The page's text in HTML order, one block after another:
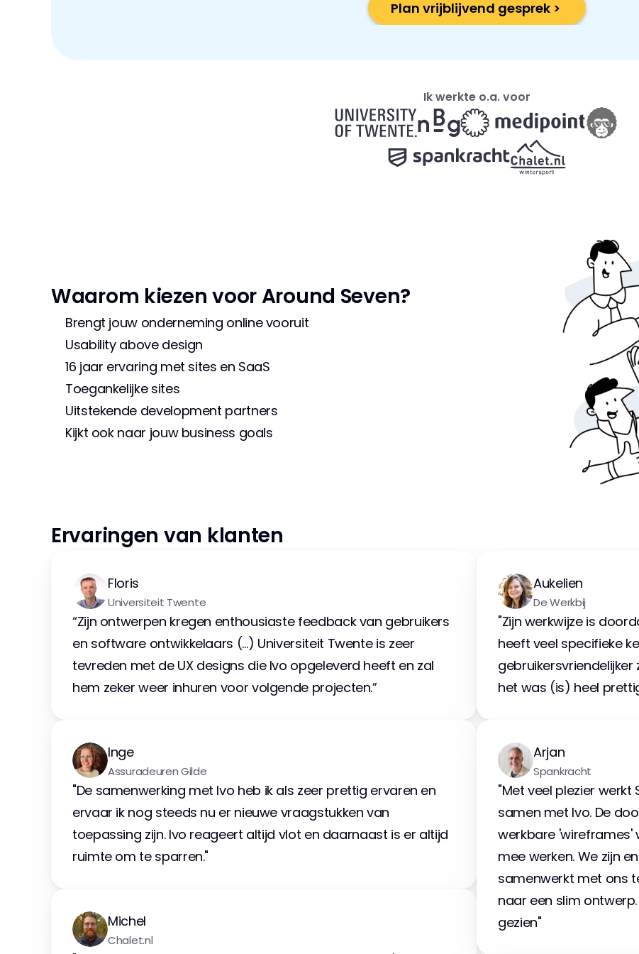
Plan vrijblijvend gesprek >
Ik werkte o.a. voor
Waarom kiezen voor Around Seven?
Brengt jouw onderneming online vooruit
Usability above design
16 jaar ervaring met sites en SaaS
Toegankelijke sites
Uitstekende development partners
Kijkt ook naar jouw business goals
Ervaringen van klanten
Floris
Universiteit Twente
“Zijn ontwerpen kregen enthousiaste feedback van gebruikers
en software ontwikkelaars (…) Universiteit Twente is zeer
tevreden met de UX designs die Ivo opgeleverd heeft en zal
hem zeker weer inhuren voor volgende projecten.”
Inge
Assuradeuren Gilde
"De samenwerking met Ivo heb ik als zeer prettig ervaren en
ervaar ik nog steeds nu er nieuwe vraagstukken van
toepassing zijn. Ivo reageert altijd vlot en daarnaast is er altijd
ruimte om te sparren."
Michel
Chalet.nl
Aukelien
De Werkbij
"Zijn werkwijze is
heeft veel specifieke
gebruikersvriendelijker
het was (is) heel
Arjan
Spankracht
"Met veel plezier
samen met Ivo. De
werkbare 'wireframes'
mee werken. We zijn
samenwerkt met ons
naar een slim
gezien"